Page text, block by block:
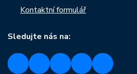
Kontaktní formulář
Sledujte nás na: